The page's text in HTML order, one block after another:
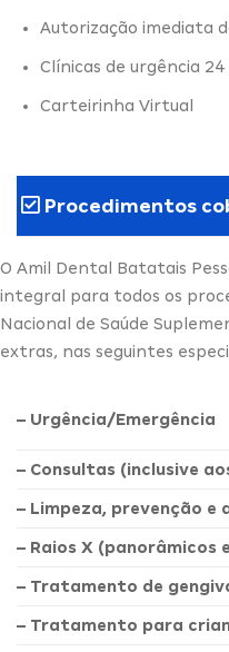
Autorização imediata
Clínicas de urgência 24
Carteirinha Virtual
Procedimentos
O Amil Dental Batatais
integral para todos os
Nacional de Saúde
extras, nas seguintes
– Urgência/Emergência
– Consultas (inclusive
– Limpeza, prevenção
– Raios X (panorâmicos
– Tratamento de
– Tratamento para